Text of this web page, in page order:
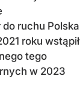
ruchu Polska
roku wstąpił
tego
w 2023